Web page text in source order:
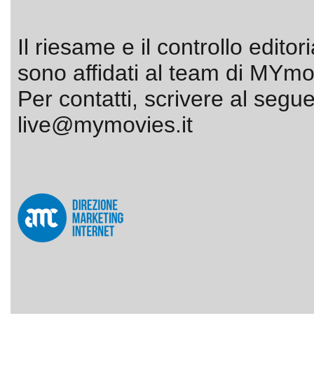
Il riesame e il controllo
sono affidati al team di
Per contatti, scrivere al
live@mymovies.it